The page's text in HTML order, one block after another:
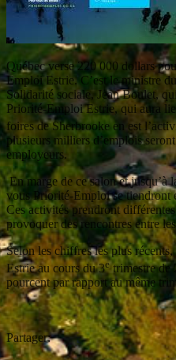
Québec verse 220 000 dollars
Emploi Estrie. C’est le ministre
Solidarité sociale, Jean Boulet,
Priorité-Emploi Estrie, qui aura
foires de Sherbrooke en est
plusieurs milliers d’emplois
employeurs.
En marge de ce salon et jusqu’à
vous Priorité-Emploi se tiendront
Ces activités prendront
provoquer des rencontres entre
Selon les chiffres les plus
Estrie au cours du 3etrimestre de
pourcent par rapport au même
Partager: